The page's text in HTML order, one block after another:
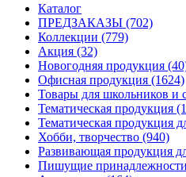
Каталог
ПРЕДЗАКАЗЫ (702)
Коллекции (779)
Акция (32)
Новогодняя продукция
Офисная продукция (1624)
Товары для школьников и
Тематическая продукция
Тематическая продукция
Хобби, творчество (940)
Развивающая продукция
Пишущие принадлежности